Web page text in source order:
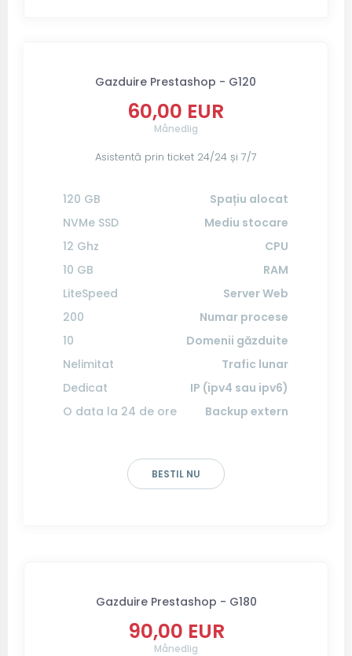
Gazduire Prestashop - G120
60,00 EUR
Månedlig
Asistentă prin ticket 24/24 și 7/7
Spațiu alocat
120 GB
Mediu stocare
NVMe SSD
CPU
12 Ghz
RAM
10 GB
Server Web
LiteSpeed
Numar procese
200
Domenii găzduite
10
Trafic lunar
Nelimitat
IP (ipv4 sau ipv6)
Dedicat
Backup extern
O data la 24 de ore
BESTIL NU
Gazduire Prestashop - G180
90,00 EUR
Månedlig